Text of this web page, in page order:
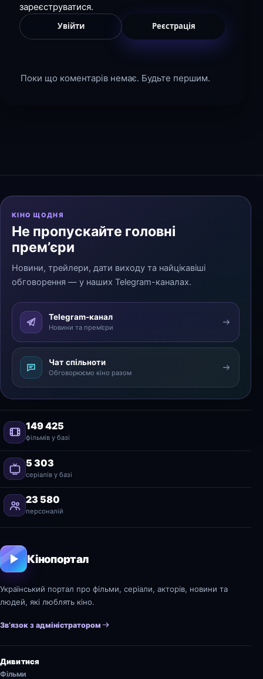
зареєструватися.
Увійти Реєстрація
Поки що коментарів немає. Будьте першим.
КІНО ЩОДНЯ
Не пропускайте головні
прем’єри
Новини, трейлери, дати виходу та найцікавіші
обговорення — у наших Telegram-каналах.
Telegram-канал
Новини та прем’єри
Чат спільноти
Обговорюємо кіно разом
149 425
фільмів у базі
5 303
серіалів у базі
23 580
персоналій
Кінопортал
Український портал про фільми, серіали, акторів, новини та
людей, які люблять кіно.
Зв’язок з адміністратором
Дивитися
Фільми